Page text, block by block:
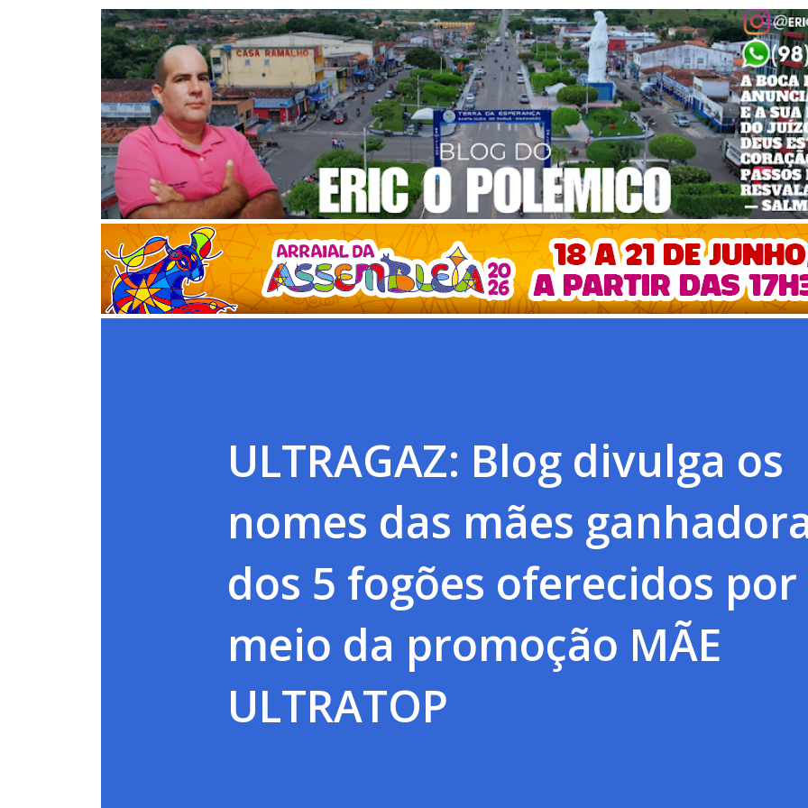
Pular para o conteúdo principal
ULTRAGAZ: Blog divulga os
nomes das mães
dos 5 fogões oferecidos por
meio da promoção MÃE
ULTRATOP